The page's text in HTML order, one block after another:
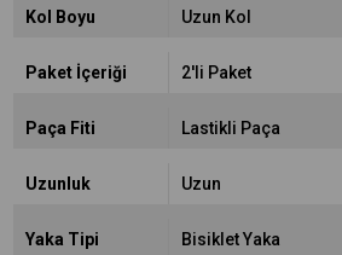
Kol Boyu Uzun Kol
Paket İçeriği 2'li Paket
Paça Fiti Lastikli Paça
Uzunluk Uzun
Yaka Tipi Bisiklet Yaka